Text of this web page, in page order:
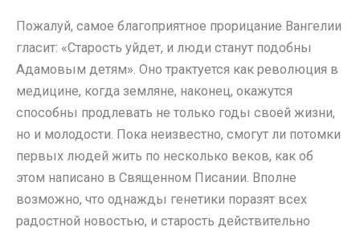
Пожалуй, самое благоприятное прорицание Вангелии
гласит: «Старость уйдет, и люди станут подобны
Адамовым детям». Оно трактуется как революция в
медицине, когда земляне, наконец, окажутся
способны продлевать не только годы своей жизни,
но и молодости. Пока неизвестно, смогут ли потомки
первых людей жить по несколько веков, как об
этом написано в Священном Писании. Вполне
возможно, что однажды генетики поразят всех
радостной новостью, и старость действительно